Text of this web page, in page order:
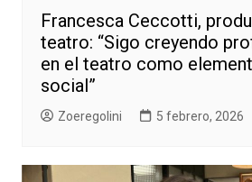
Francesca Ceccotti,
teatro: “Sigo creyendo
en el teatro como
social”
Zoeregolini 5 febrero, 2026